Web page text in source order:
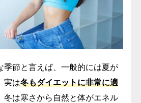
季節と言えば、一般的には夏が
実は冬もダイエットに非常に適
冬は寒さから自然と体がエネル